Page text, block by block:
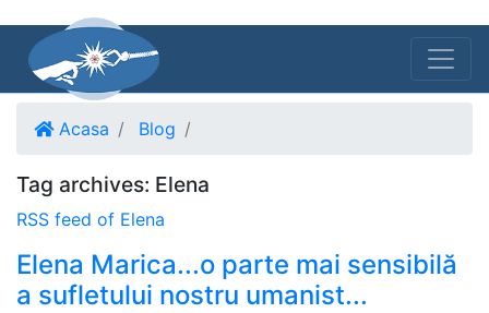
Acasa Blog
Tag archives: Elena
RSS feed of Elena
Elena Marica...o parte mai sensibilă
a sufletului nostru umanist...